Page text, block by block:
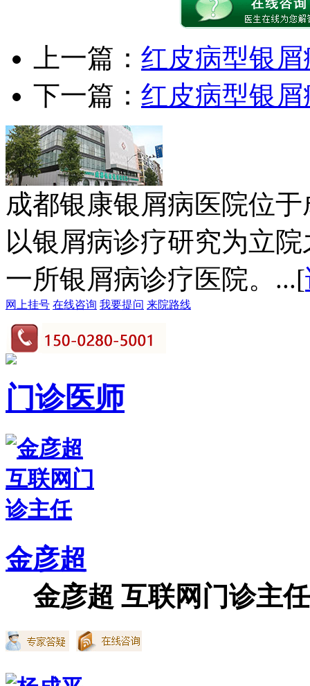
上一篇： 红皮病型银
下一篇： 红皮病型银
成都银康银屑病医院位
以银屑病诊疗研究为立
一所银屑病诊疗医院。...[
网上挂号 在线咨询 我要提问 来院路线
门诊医师
金彦超
金彦超 互联网门诊主